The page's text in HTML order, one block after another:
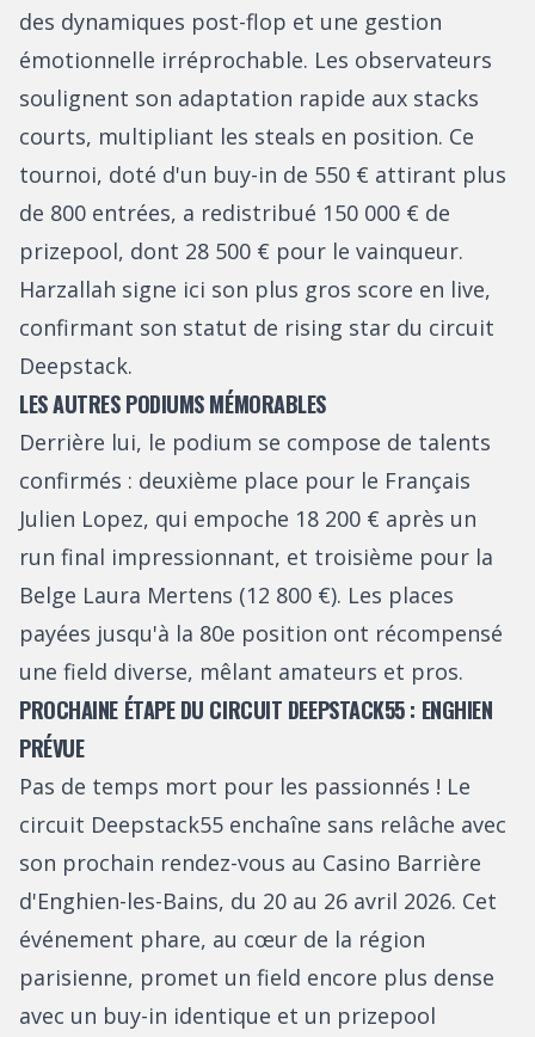
des dynamiques post-flop et une gestion
émotionnelle irréprochable. Les observateurs
soulignent son adaptation rapide aux stacks
courts, multipliant les steals en position. Ce
tournoi, doté d'un buy-in de 550 € attirant plus
de 800 entrées, a redistribué 150 000 € de
prizepool, dont 28 500 € pour le vainqueur.
Harzallah signe ici son plus gros score en live,
confirmant son statut de rising star du circuit
Deepstack.
LES AUTRES PODIUMS MÉMORABLES
Derrière lui, le podium se compose de talents
confirmés : deuxième place pour le Français
Julien Lopez, qui empoche 18 200 € après un
run final impressionnant, et troisième pour la
Belge Laura Mertens (12 800 €). Les places
payées jusqu'à la 80e position ont récompensé
une field diverse, mêlant amateurs et pros.
PROCHAINE ÉTAPE DU CIRCUIT DEEPSTACK55 : ENGHIEN
PRÉVUE
Pas de temps mort pour les passionnés ! Le
circuit Deepstack55 enchaîne sans relâche avec
son prochain rendez-vous au Casino Barrière
d'Enghien-les-Bains, du 20 au 26 avril 2026. Cet
événement phare, au cœur de la région
parisienne, promet un field encore plus dense
avec un buy-in identique et un prizepool